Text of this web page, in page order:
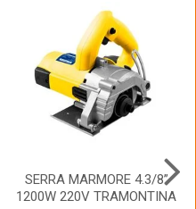
SERRA MARMORE 4.3/8”
1200W 220V TRAMONTINA